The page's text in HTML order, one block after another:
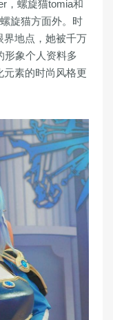
，螺旋猫tomia和
旋猫方面外。时
界地点，她被千万
形象个人资料多
素的时尚风格更